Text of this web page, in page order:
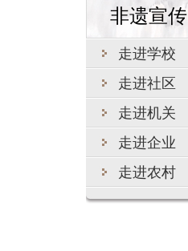
非遗宣传
走进学校
走进社区
走进机关
走进企业
走进农村